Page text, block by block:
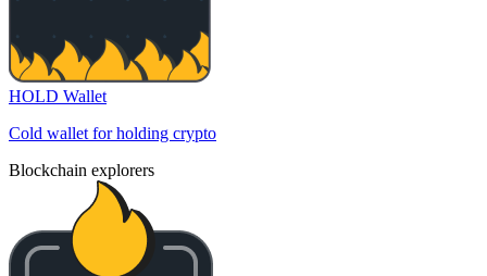
HOLD Wallet
Cold wallet for holding crypto
Blockchain explorers